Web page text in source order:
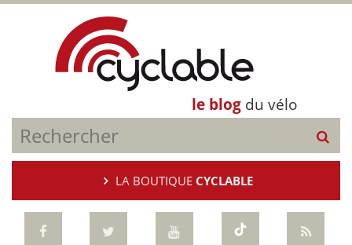
le blog du vélo
LA BOUTIQUE CYCLABLE